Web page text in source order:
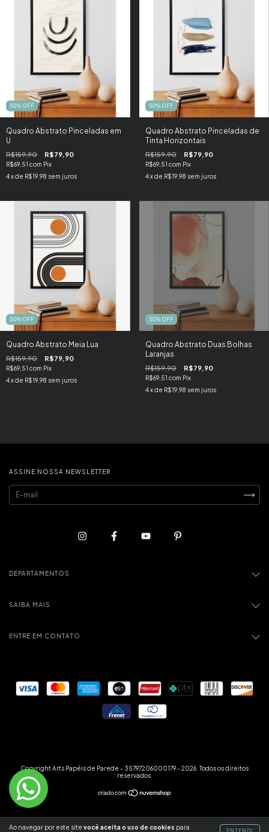
Ao navegar por este site você aceita o uso de cookies para
ENTENDI
50% OFF
Quadro Abstrato Pinceladas em
U
R$159,90 R$79,90
R$69,51 com Pix
4x de R$19,98 sem juros
50% OFF
Quadro Abstrato Pinceladas de
Tinta Horizontais
R$159,90 R$79,90
R$69,51 com Pix
4 x de R$19,98 sem juros
50% OFF
Quadro Abstrato Meia Lua
R$159,90 R$79,90
R$69,51 com Pix
4x de R$19,98 sem juros
50% OFF
Quadro Abstrato Duas Bolhas
Laranjas
R$159,90 R$79,90
R$69,51 com Pix
4 x de R$19,98 sem juros
ASSINE NOSSA NEWSLETTER
DEPARTAMENTOS
SAIBA MAIS
ENTRE EM CONTATO
Copyright Arts Papéis de Parede - 35797206000179 - 2026. Todos os direitos
reservados.